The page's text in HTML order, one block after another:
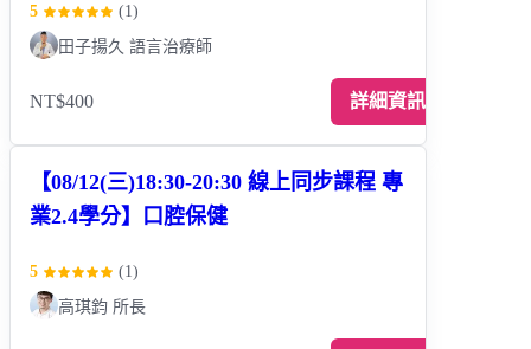
5 (1 )
田子揚久 語言治療師
NT$400 詳細資訊
【08/12(三)18:30-20:30 線上同步課程 專
業2.4學分】口腔保健
5 (1 )
高琪鈞 所長